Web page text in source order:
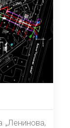
„Ленинова,